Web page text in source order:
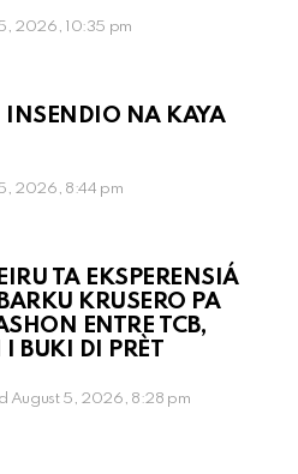
2026, 10:35 pm
INSENDIO NA KAYA
2026, 8:44 pm
TA EKSPERENSIÁ
KRUSERO PA
ENTRE TCB,
BUKI DI PRÈT
August 5, 2026, 8:28 pm